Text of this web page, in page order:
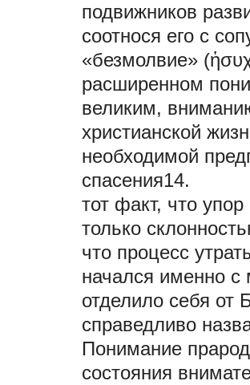
подвижников
соотнося его с
«безмолвие»
расширенном
великим,
христианской
необходимой
спасения14.
тот факт, что
только
что процесс
начался именно с
отделило себя от
справедливо
Понимание
состояния